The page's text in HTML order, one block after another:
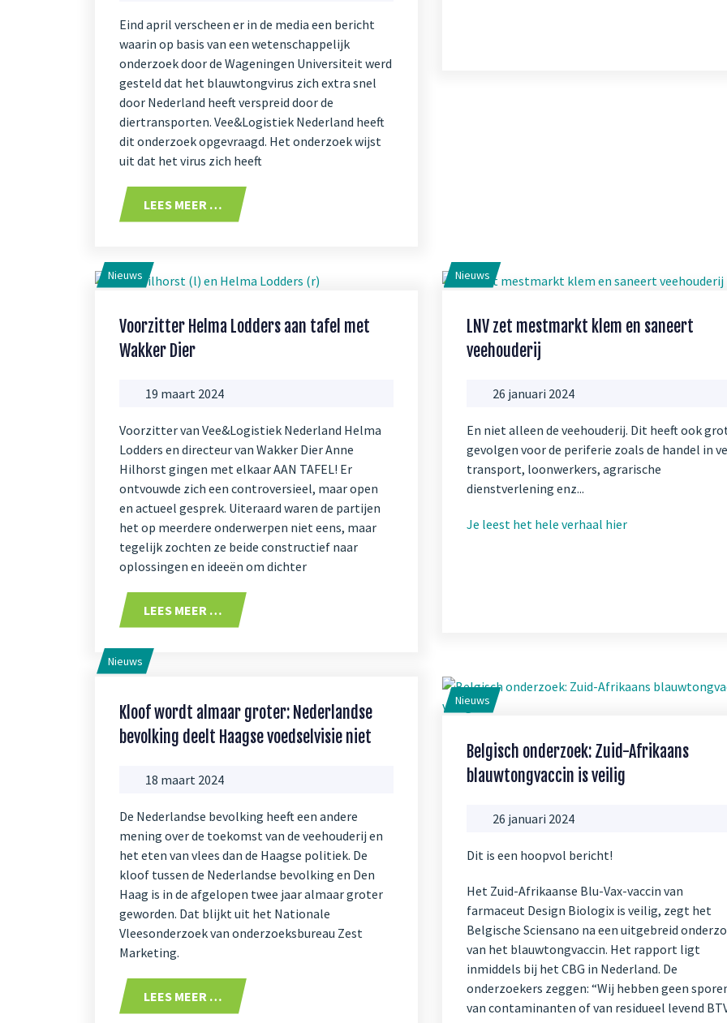
Eind april verscheen er in de media een bericht
waarin op basis van een wetenschappelijk
onderzoek door de Wageningen Universiteit werd
gesteld dat het blauwtongvirus zich extra snel
door Nederland heeft verspreid door de
diertransporten. Vee&Logistiek Nederland heeft
dit onderzoek opgevraagd. Het onderzoek wijst
uit dat het virus zich heeft
LEES MEER …
Voorzitter Helma Lodders aan tafel met
Wakker Dier
Nieuws
19 maart 2024
Voorzitter van Vee&Logistiek Nederland Helma
Lodders en directeur van Wakker Dier Anne
Hilhorst gingen met elkaar AAN TAFEL! Er
ontvouwde zich een controversieel, maar open
en actueel gesprek. Uiteraard waren de partijen
het op meerdere onderwerpen niet eens, maar
tegelijk zochten ze beide constructief naar
oplossingen en ideeën om dichter
LEES MEER …
LNV zet mestmarkt klem en saneert
veehouderij
Nieuws
26 januari 2024
En niet alleen de veehouderij. Dit heeft ook
gevolgen voor de periferie zoals de handel in
transport, loonwerkers, agrarische
dienstverlening enz...
Je leest het hele verhaal hier
Kloof wordt almaar groter: Nederlandse
bevolking deelt Haagse voedselvisie niet
Nieuws
18 maart 2024
De Nederlandse bevolking heeft een andere
mening over de toekomst van de veehouderij en
het eten van vlees dan de Haagse politiek. De
kloof tussen de Nederlandse bevolking en Den
Haag is in de afgelopen twee jaar almaar groter
geworden. Dat blijkt uit het Nationale
Vleesonderzoek van onderzoeksbureau Zest
Marketing.
LEES MEER …
Belgisch onderzoek: Zuid-Afrikaans
blauwtongvaccin is veilig
Nieuws
26 januari 2024
Dit is een hoopvol bericht!
Het Zuid-Afrikaanse Blu-Vax-vaccin van
farmaceut Design Biologix is veilig, zegt het
Belgische Sciensano na een uitgebreid
van het blauwtongvaccin. Het rapport ligt
inmiddels bij het CBG in Nederland. De
onderzoekers zeggen: “Wij hebben geen
van contaminanten of van residueel levend